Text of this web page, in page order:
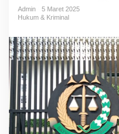
Admin
5 Maret 2025
Hukum & Kriminal